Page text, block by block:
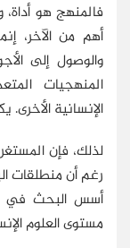
فالمنهج هو
أهم من الآخر،
والوصول إلى
المنهجيات
الإنسانية
لذلك، فإن
رغم أن منطلقات
أسس البحث في
مستوى العلوم